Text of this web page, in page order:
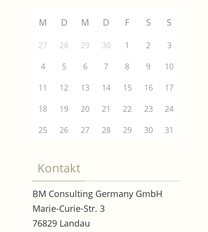
M D M D F S S
27 28 29 30 1 2
3
4
5 6 7 8 9
10
11
12 13 14 15 16
17
18
19 20 21 22 23
24
25
26 27 28 29 30 31
Kontakt
BM Consulting Germany GmbH
Marie-Curie-Str. 3
76829 Landau